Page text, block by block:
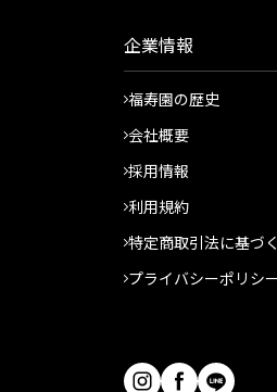
企業情報
福寿園の歴史
会社概要
採用情報
利用規約
特定商取引法に基づ
プライバシーポリシ